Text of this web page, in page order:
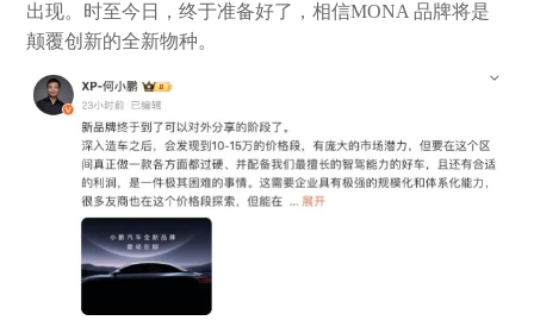
出现。时至今日，终于准备好了，相信MONA 品牌将是
颠覆创新的全新物种。